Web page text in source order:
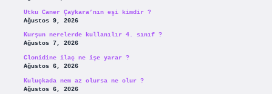
Utku Caner Çaykara’nın eşi kimdir ?
Ağustos 9, 2026
Kurşun nerelerde kullanılır 4. sınıf ?
Ağustos 7, 2026
Clonidine ilaç ne işe yarar ?
Ağustos 6, 2026
Kuluçkada nem az olursa ne olur ?
Ağustos 6, 2026